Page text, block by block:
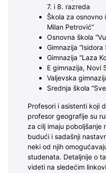
7. i 8. razreda
Škola za osnovno
Milan Petrović”
Osnovna škola
Gimnazija
Gimnazija “Laza
E gimnazija, Novi
Valjevska
Srednja škola
Profesori i asistenti koji
profesor geografije su
za cilj imaju poboljšanje
budući i sadašnji
neki od njih
studenata. Detaljnije o
videti na sledećim